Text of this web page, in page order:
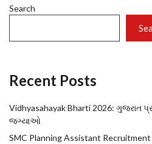
Search
Recent Posts
Vidhyasahayak Bharti 2026: ગુજરાત
જગ્યાઓ
SMC Planning Assistant